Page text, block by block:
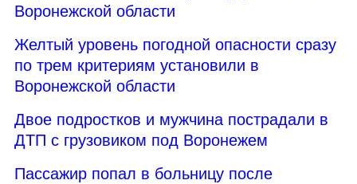
Воронежской области
Желтый уровень погодной опасности сразу
по трем критериям установили в
Воронежской области
Двое подростков и мужчина пострадали в
ДТП с грузовиком под Воронежем
Пассажир попал в больницу после